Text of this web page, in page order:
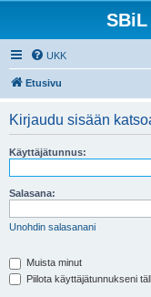
UKK
Etusivu
Kirjaudu sisään
Käyttäjätunnus:
Salasana:
Unohdin salasanani
Muista minut
Piilota käyttäjätunnukseni